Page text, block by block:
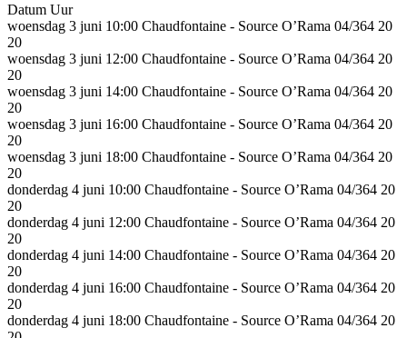
Datum Uur
woensdag 3 juni 10:00 Chaudfontaine - Source O’Rama 04/364 20
20
woensdag 3 juni 12:00 Chaudfontaine - Source O’Rama 04/364 20
20
woensdag 3 juni 14:00 Chaudfontaine - Source O’Rama 04/364 20
20
woensdag 3 juni 16:00 Chaudfontaine - Source O’Rama 04/364 20
20
woensdag 3 juni 18:00 Chaudfontaine - Source O’Rama 04/364 20
20
donderdag 4 juni 10:00 Chaudfontaine - Source O’Rama 04/364 20
20
donderdag 4 juni 12:00 Chaudfontaine - Source O’Rama 04/364 20
20
donderdag 4 juni 14:00 Chaudfontaine - Source O’Rama 04/364 20
20
donderdag 4 juni 16:00 Chaudfontaine - Source O’Rama 04/364 20
20
donderdag 4 juni 18:00 Chaudfontaine - Source O’Rama 04/364 20